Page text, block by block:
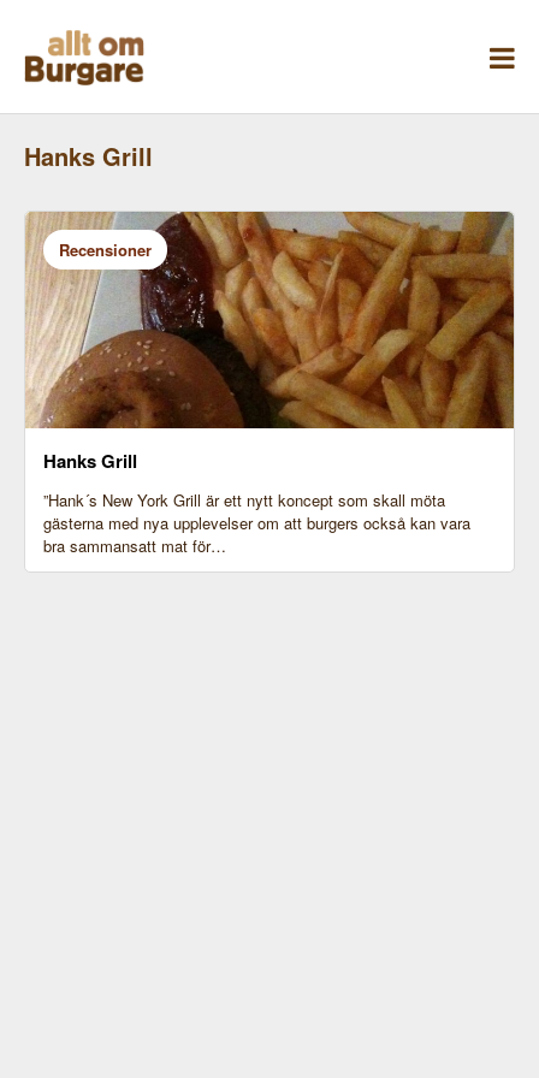
innehåll
Hanks Grill
Recensioner
Hanks Grill
”Hank´s New York Grill är ett nytt koncept som skall möta
gästerna med nya upplevelser om att burgers också kan vara
bra sammansatt mat för…